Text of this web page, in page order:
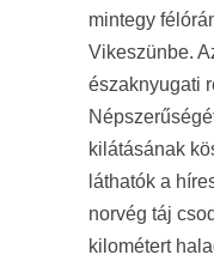
mintegy
Vikeszünbe.
északnyugati
kilátásának
láthatók a
norvég táj
kilométert